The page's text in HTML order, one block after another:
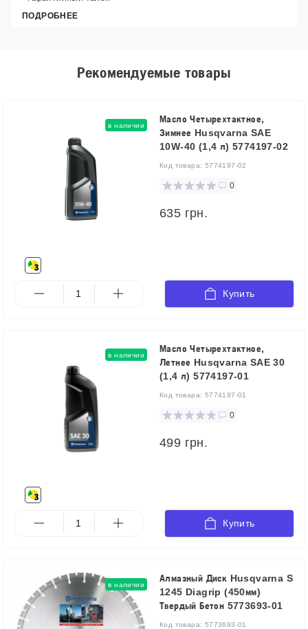
ПОДРОБНЕЕ
Рекомендуемые товары
в наличии
Масло Четырехтактное,
Зимнее Husqvarna SAE
10W-40 (1,4 л) 5774197-02
Код товара: 5774197-02
0
635 грн.
Купить
в наличии
Масло Четырехтактное,
Летнее Husqvarna SAE 30
(1,4 л) 5774197-01
Код товара: 5774197-01
0
499 грн.
Купить
в наличии
Алмазный Диск Husqvarna S
1245 Diagrip (450мм)
Твердый Бетон 5773693-01
Код товара: 5773693-01